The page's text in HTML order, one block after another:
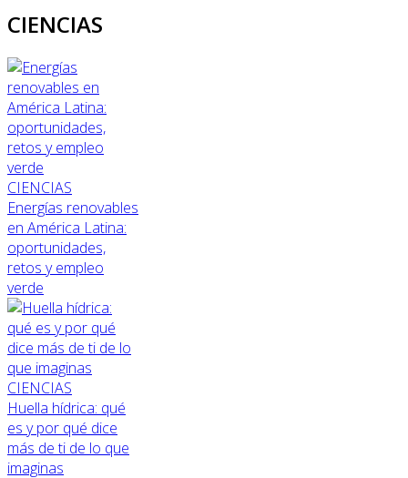
CIENCIAS
CIENCIAS
Energías renovables
en América Latina:
oportunidades,
retos y empleo
verde
CIENCIAS
Huella hídrica: qué
es y por qué dice
más de ti de lo que
imaginas